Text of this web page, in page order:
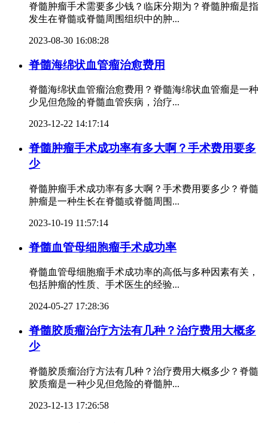
脊髓肿瘤手术需要多少钱？临床分期为？脊髓肿瘤是指
发生在脊髓或脊髓周围组织中的肿...
2023-08-30 16:08:28
脊髓海绵状血管瘤治愈费用
脊髓海绵状血管瘤治愈费用？脊髓海绵状血管瘤是一种
少见但危险的脊髓血管疾病，治疗...
2023-12-22 14:17:14
脊髓肿瘤手术成功率有多大啊？手术费用要多
少
脊髓肿瘤手术成功率有多大啊？手术费用要多少？脊髓
肿瘤是一种生长在脊髓或脊髓周围...
2023-10-19 11:57:14
脊髓血管母细胞瘤手术成功率
脊髓血管母细胞瘤手术成功率的高低与多种因素有关，
包括肿瘤的性质、手术医生的经验...
2024-05-27 17:28:36
脊髓胶质瘤治疗方法有几种？治疗费用大概多
少
脊髓胶质瘤治疗方法有几种？治疗费用大概多少？脊髓
胶质瘤是一种少见但危险的脊髓肿...
2023-12-13 17:26:58